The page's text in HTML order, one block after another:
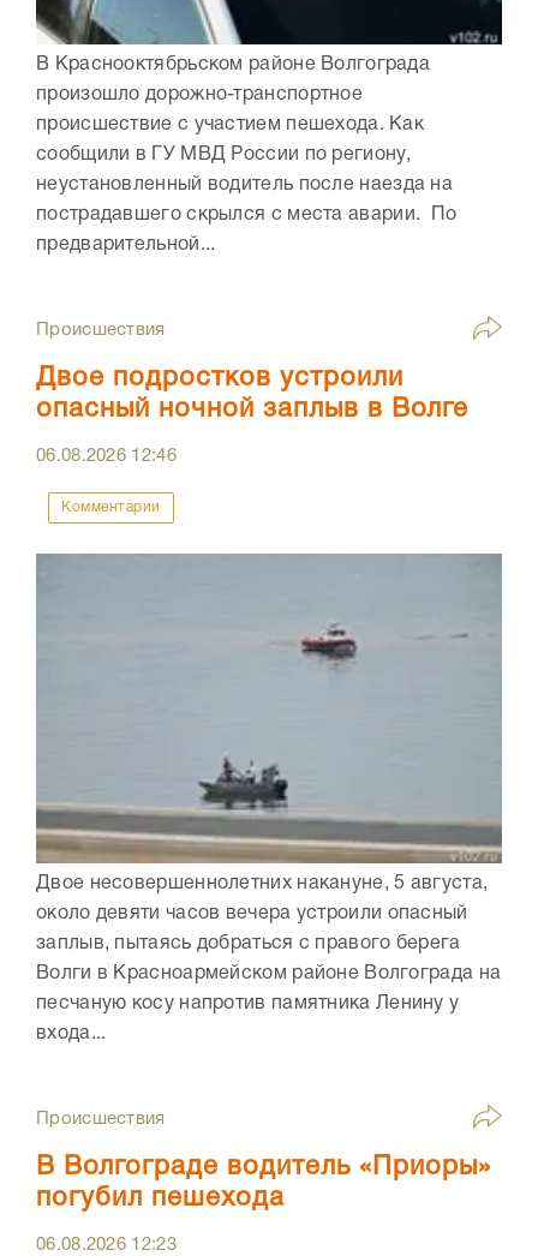
В Краснооктябрьском районе Волгограда
произошло дорожно-транспортное
происшествие с участием пешехода. Как
сообщили в ГУ МВД России по региону,
неустановленный водитель после наезда на
пострадавшего скрылся с места аварии. По
предварительной...
Происшествия
Двое подростков устроили
опасный ночной заплыв в Волге
06.08.2026 12:46
Комментарии
Двое несовершеннолетних накануне, 5 августа,
около девяти часов вечера устроили опасный
заплыв, пытаясь добраться с правого берега
Волги в Красноармейском районе Волгограда на
песчаную косу напротив памятника Ленину у
входа...
Происшествия
В Волгограде водитель «Приоры»
погубил пешехода
06.08.2026 12:23